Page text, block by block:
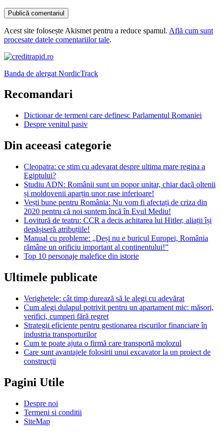
Acest site folosește Akismet pentru a reduce spamul. Află cum sunt
procesate datele comentariilor tale.
Banda de alergat NordicTrack
Recomandari
Dictionar de termeni care definesc Parlamentul Romaniei
Despre venitul pasiv
Din aceeasi categorie
Cleopatra: ce stim cu adevarat despre ultima mare regina a
Egiptului?
Studiu ADN: Românii sunt un popor unitar, chiar dacă oltenii
și moldovenii aparțin unor rase inferioare!
Vești bune pentru România: Nu vom fi afectați de criza din
2020 pentru că noi suntem încă în Evul Mediu!
Lovitură de teatru: CCR a decis achitarea lui Hitler, aliații își
depășiseră atribuțiile!
Manual cu probleme: „Deși nu e buricul Europei, România
rămâne un orificiu important al continentului!”
Top 10 personaje malefice din istorie
Ultimele publicate
Verighetele: cât timp durează să le alegi cu adevărat
Cum alegi dulapul potrivit pentru un apartament mic: măsori,
verifici, cumperi fără regret
Strategii eficiente pentru gestionarea riscurilor financiare în
industria transporturilor
Cum te poate ajuta o firmă care transportă molozul
Care sunt avantajele folosirii unui excavator la un proiect de
construcții
Pagini Utile
Despre noi
Termeni si conditii
SiteMap